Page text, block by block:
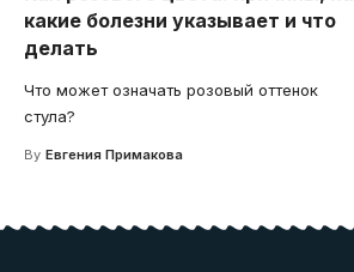
какие болезни указывает и что
делать
Что может означать розовый оттенок
стула?
By Евгения Примакова